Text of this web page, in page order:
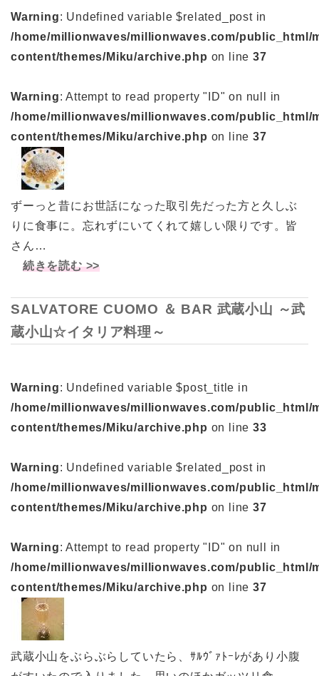
Warning: Undefined variable $related_post in
/home/millionwaves/millionwaves.com/public_html/
content/themes/Miku/archive.php on line37
Warning: Attempt to read property "ID" on null in
/home/millionwaves/millionwaves.com/public_html/
content/themes/Miku/archive.php on line37
ずーっと昔にお世話になった取引先だった方と久しぶ
りに食事に。忘れずにいてくれて嬉しい限りです。皆
さん…
続きを読む >>
SALVATORE CUOMO ＆ BAR 武蔵小山 ～武
蔵小山☆イタリア料理～
Warning: Undefined variable $post_title in
/home/millionwaves/millionwaves.com/public_html/
content/themes/Miku/archive.php on line33
Warning: Undefined variable $related_post in
/home/millionwaves/millionwaves.com/public_html/
content/themes/Miku/archive.php on line37
Warning: Attempt to read property "ID" on null in
/home/millionwaves/millionwaves.com/public_html/
content/themes/Miku/archive.php on line37
武蔵小山をぶらぶらしていたら、ｻﾙｳﾞｧﾄｰﾚがあり小腹